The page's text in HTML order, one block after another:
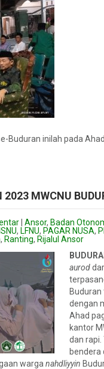
Buduran inilah pada
MWCNU
Ansor, Badan
, LFNU, PAGAR NUSA,
, Ranting, Rijalul Ansor
aurod
dengan
Ahad
kantor
dan
bendera
warga nahdliyyin